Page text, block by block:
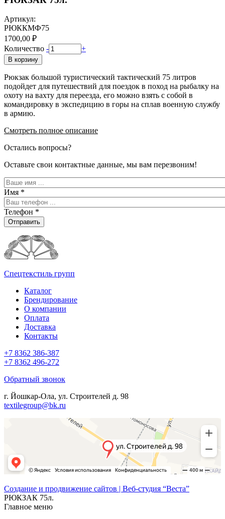
Артикул:
РЮККМФ75
1700,00 ₽
Количество - +
В корзину
Рюкзак большой туристический тактический 75 литров
подойдет для путешествий для поездок в поход на рыбалку на
охоту на вахту для переезда, его можно взять с собой в
командировку в экспедицию в горы на сплав военную службу
в армию.
Смотреть полное описание
Остались вопросы?
Оставьте свои контактные данные, мы вам перезвоним!
Имя *
Телефон *
Отправить
Спецтекстиль групп
Каталог
Брендирование
О компании
Оплата
Доставка
Контакты
+7 8362 386-387
+7 8362 496-272
Обратный звонок
г. Йошкар-Ола, ул. Строителей д. 98
textilegroup@bk.ru
Создание и продвижение сайтов | Веб-студия “Веста”
РЮКЗАК 75л.
Главное меню